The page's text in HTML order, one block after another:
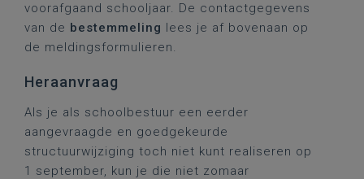
voorafgaand schooljaar. De contactgegevens
van de bestemmeling lees je af bovenaan op
de meldingsformulieren.
Heraanvraag
Als je als schoolbestuur een eerder
aangevraagde en goedgekeurde
structuurwijziging toch niet kunt realiseren op
1 september, kun je die niet zomaar